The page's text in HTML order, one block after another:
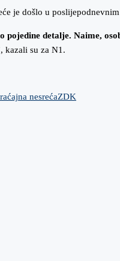
je došlo u
detalje. Naime,
, kazali su za N1.
nesrećaZDK